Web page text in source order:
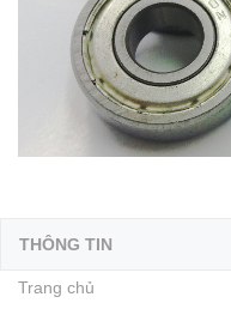
THÔNG TIN
Trang chủ